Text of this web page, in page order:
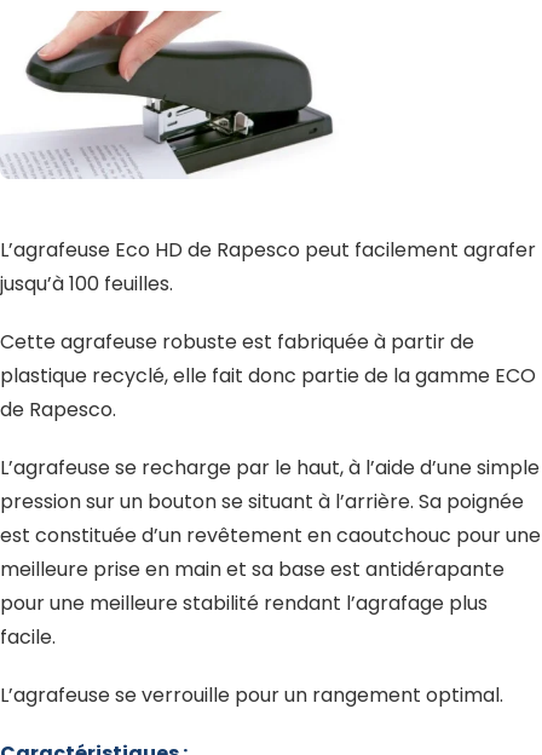
L’agrafeuse Eco HD de Rapesco peut facilement agrafer
jusqu’à 100 feuilles.
Cette agrafeuse robuste est fabriquée à partir de
plastique recyclé, elle fait donc partie de la gamme ECO
de Rapesco.
L’agrafeuse se recharge par le haut, à l’aide d’une simple
pression sur un bouton se situant à l’arrière. Sa poignée
est constituée d’un revêtement en caoutchouc pour une
meilleure prise en main et sa base est antidérapante
pour une meilleure stabilité rendant l’agrafage plus
facile.
L’agrafeuse se verrouille pour un rangement optimal.